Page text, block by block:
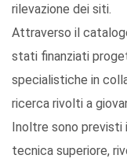
rilevazione dei siti.
Attraverso il
stati finanziati
specialistiche in
ricerca rivolti a
Inoltre sono
tecnica superiore,